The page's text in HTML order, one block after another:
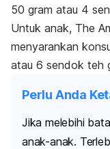
50 gram atau 4
Untuk anak, The
menyarankan
atau 6 sendok teh
Perlu Anda
Jika melebihi
anak-anak.